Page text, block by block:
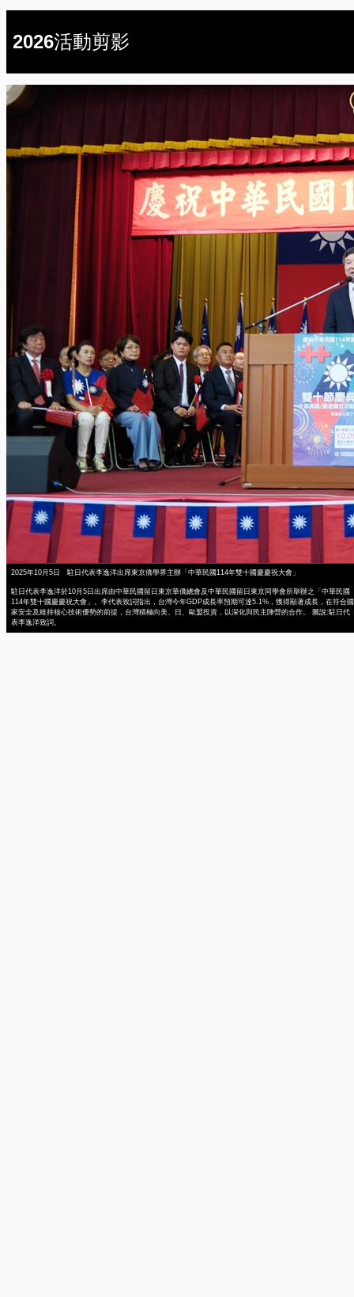
2026活動剪影
2025年10月5日 駐日代表李逸洋出席東京僑學界主辦「中華民國114年雙十國慶慶祝大會」
駐日代表李逸洋於10月5日出席由中華民國留日東京華僑總會及中華民國留日東京同學會所舉辦之「中華民國
114年雙十國慶慶祝大會」。李代表致詞指出，台灣今年GDP成長率預期可達5.1%，獲得顯著成長，在符合國
家安全及維持核心技術優勢的前提，台灣積極向美、日、歐盟投資，以深化與民主陣營的合作。 圖說:駐日代
表李逸洋致詞。